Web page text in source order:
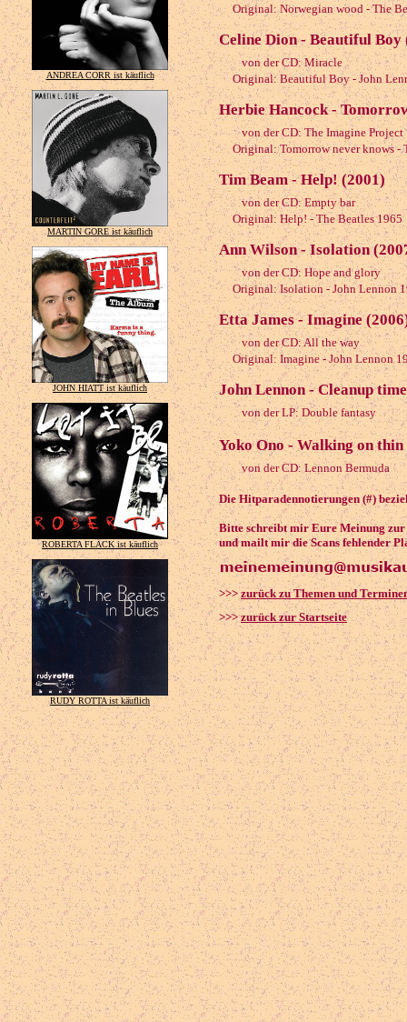
ANDREA CORR ist käuflich
MARTIN GORE ist käuflich
JOHN HIATT ist käuflich
ROBERTA FLACK ist käuflich
RUDY ROTTA ist käuflich
Original: Norwegian wood - The
Celine Dion - Beautiful Boy
von der CD: Miracle
Original: Beautiful Boy - John
Herbie Hancock -
von der CD: The Imagine Project
Original: Tomorrow never knows -
Tim Beam - Help! (2001)
von der CD: Empty bar
Original: Help! - The Beatles 1965
Ann Wilson - Isolation
von der CD: Hope and glory
Original: Isolation - John Lennon
Etta James - Imagine
von der CD: All the way
Original: Imagine - John Lennon
John Lennon - Cleanup
von der LP: Double fantasy
Yoko Ono - Walking on thin
von der CD: Lennon Bermuda
Die Hitparadennotierungen (#)
Bitte schreibt mir Eure Meinung zur
und mailt mir die Scans fehlender
>>>zurück zu Themen und
>>>zurück zur Startseite